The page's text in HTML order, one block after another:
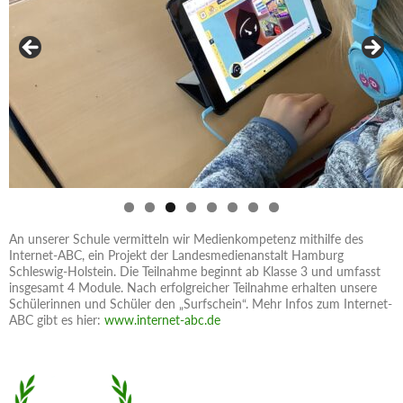
An unserer Schule vermitteln wir Medienkompetenz mithilfe des
Internet-ABC, ein Projekt der Landesmedienanstalt Hamburg
Schleswig-Holstein. Die Teilnahme beginnt ab Klasse 3 und umfasst
insgesamt 4 Module. Nach erfolgreicher Teilnahme erhalten unsere
Schülerinnen und Schüler den „Surfschein“. Mehr Infos zum Internet-
ABC gibt es hier: www.internet-abc.de